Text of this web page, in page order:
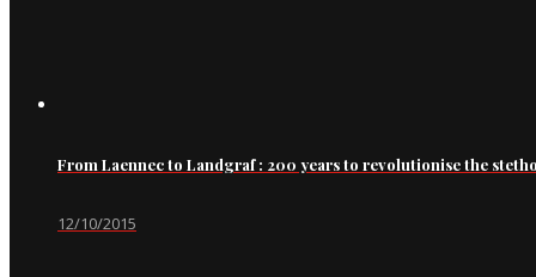
From Laennec to Landgraf : 200 years to revolutionise the
12/10/2015